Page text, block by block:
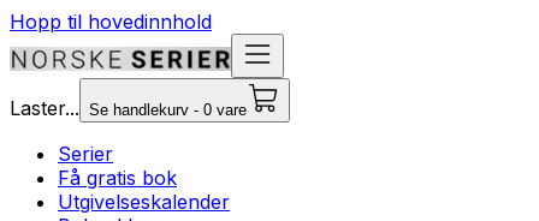
Hopp til hovedinnhold
Laster... Se handlekurv - 0 vare
Serier
Få gratis bok
Utgivelseskalender